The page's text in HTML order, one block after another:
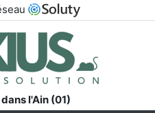
l'Ain (01)